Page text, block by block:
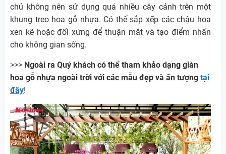
chủ không nên sử dụng quá nhiều cây cảnh trên một
khung treo hoa gỗ nhựa. Có thể sắp xếp các chậu hoa
xen kẽ hoặc đối xứng để thuận mắt và tạo điểm nhấn
cho không gian sống.
>>> Ngoài ra Quý khách có thể tham khảo dạng giàn
hoa gỗ nhựa ngoài trời với các mẫu đẹp và ấn tượng tại
đây!